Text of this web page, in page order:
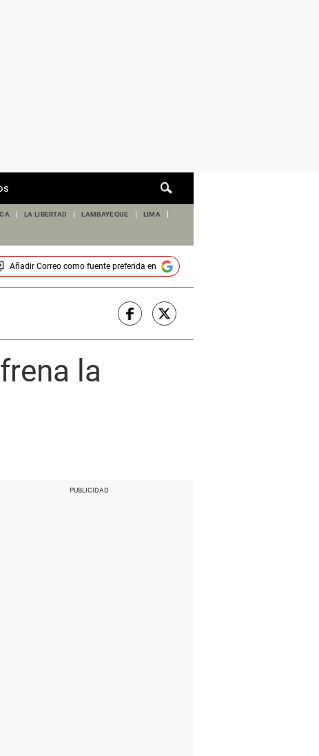
de
LA LIBERTAD LAMBAYEQUE LIMA
Añadir Correocomo fuente preferida en
la